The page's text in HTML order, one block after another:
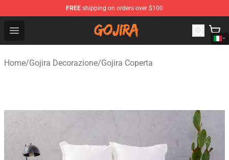
FREE shipping on orders over $100
Open menu
Gojira Shop - Official Gojira Merchandise Store
Home/Gojira Decorazione/Gojira Coperta